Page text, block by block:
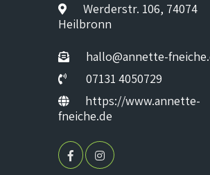
Werderstr. 106, 74074
Heilbronn
hallo@annette-
07131 4050729
https://www.annette-
fneiche.de